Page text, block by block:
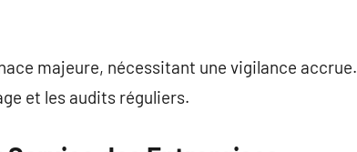
majeure, nécessitant une vigilance accrue.
et les audits réguliers.